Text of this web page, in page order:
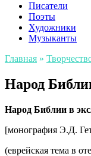
Писатели
Поэты
Художники
Музыканты
Главная »
Народ
Народ Библии в
[монография Э.Д.
(еврейская тема в